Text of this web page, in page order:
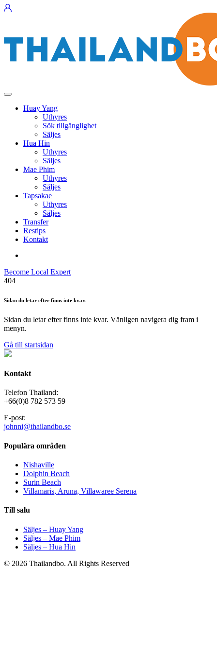
Huay Yang
Uthyres
Sök tillgänglighet
Säljes
Hua Hin
Uthyres
Säljes
Mae Phim
Uthyres
Säljes
Tapsakae
Uthyres
Säljes
Transfer
Restips
Kontakt
Become Local Expert
404
Sidan du letar efter finns inte kvar.
Sidan du letar efter finns inte kvar. Vänligen navigera dig fram i
menyn.
Gå till startsidan
Kontakt
Telefon Thailand:
+66(0)8 782 573 59
E-post:
johnni@thailandbo.se
Populära områden
Nishaville
Dolphin Beach
Surin Beach
Villamaris, Aruna, Villawaree Serena
Till salu
Säljes – Huay Yang
Säljes – Mae Phim
Säljes – Hua Hin
© 2026 Thailandbo. All Rights Reserved